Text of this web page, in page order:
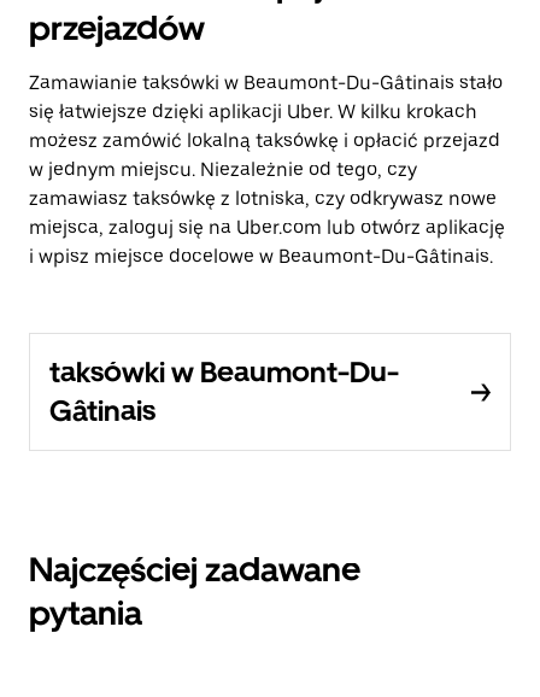
przejazdów
Zamawianie taksówki w Beaumont-Du-Gâtinais stało
się łatwiejsze dzięki aplikacji Uber. W kilku krokach
możesz zamówić lokalną taksówkę i opłacić przejazd
w jednym miejscu. Niezależnie od tego, czy
zamawiasz taksówkę z lotniska, czy odkrywasz nowe
miejsca, zaloguj się na Uber.com lub otwórz aplikację
i wpisz miejsce docelowe w Beaumont-Du-Gâtinais.
taksówki w Beaumont-Du-
Gâtinais
Najczęściej zadawane
pytania